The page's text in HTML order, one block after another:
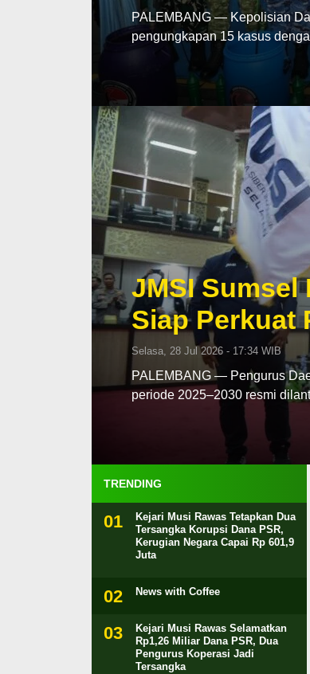
PALEMBANG — Kepolisian
pengungkapan 15 kasus
JMSI Sumsel
Siap Perkuat
Selasa, 28 Jul 2026 - 17:34 WIB
PALEMBANG — Pengurus
periode 2025–2030 resmi
TRENDING
Kejari Musi Rawas Tetapkan Dua
Tersangka Korupsi Dana PSR,
Kerugian Negara Capai Rp 601,9
Juta
News with Coffee
Kejari Musi Rawas Selamatkan
Rp1,26 Miliar Dana PSR, Dua
Pengurus Koperasi Jadi
Tersangka